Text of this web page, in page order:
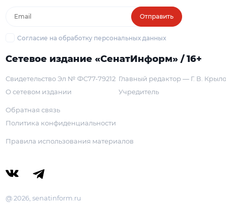
Отправить
Согласие на обработку персональных данных
Сетевое издание «СенатИнформ» / 16+
Свидетельство Эл № ФС77-79212
О сетевом издании
Главный редактор — Г. В.
Учредитель
Обратная связь
Политика конфиденциальности
Правила использования материалов
@ 2026, senatinform.ru